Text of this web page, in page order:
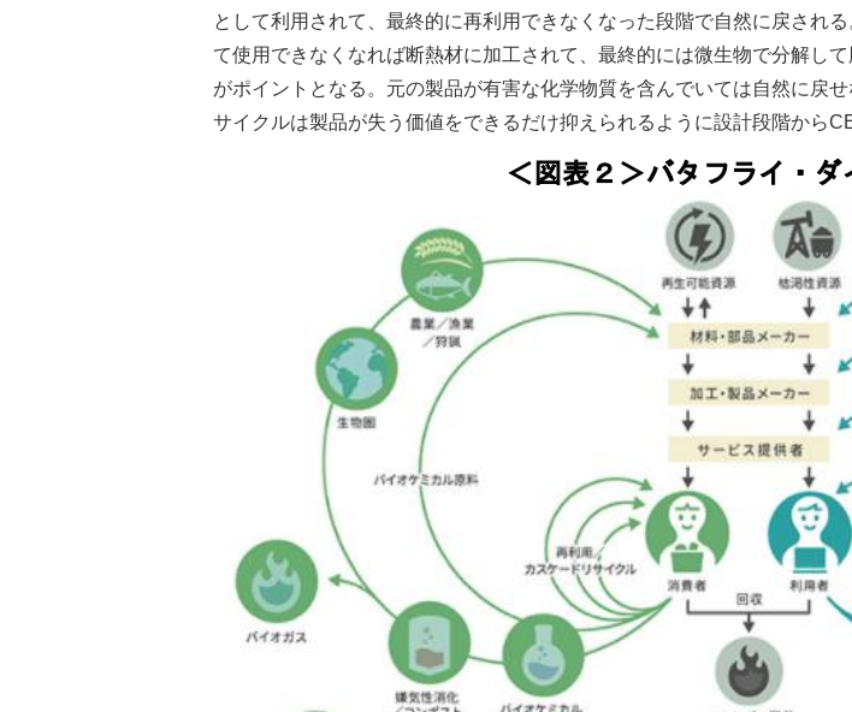
として利用されて、最終的に再利用できなくなった段階で自然に戻され
て使用できなくなれば断熱材に加工されて、最終的には微生物で分解し
がポイントとなる。元の製品が有害な化学物質を含んでいては自然に戻
サイクルは製品が失う価値をできるだけ抑えられるように設計段階から